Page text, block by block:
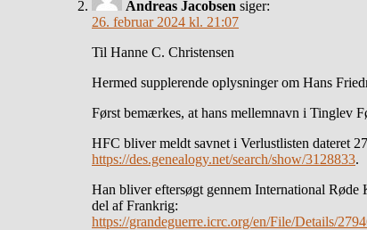
Andreas Jacobsen siger:
26. februar 2024 kl. 21:07
Til Hanne C. Christensen
Hermed supplerende oplysninger om Hans
Først bemærkes, at hans mellemnavn i Tinglev
HFC bliver meldt savnet i Verlustlisten dateret
https://des.genealogy.net/search/show/3128833.
Han bliver eftersøgt gennem International
del af Frankrig:
https://grandeguerre.icrc.org/en/File/Details/